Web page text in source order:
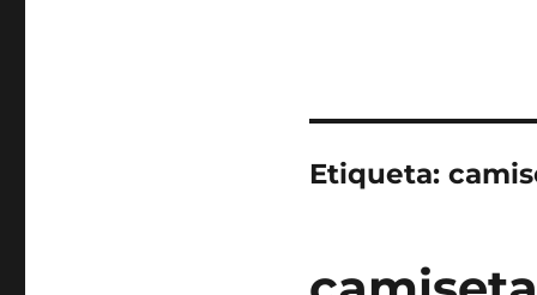
Etiqueta: